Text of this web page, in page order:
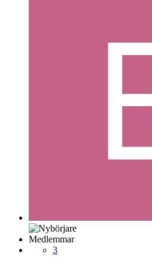
Medlemmar
3